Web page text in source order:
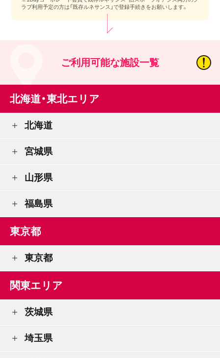
ラブ利用予定の方は「既存ルネサンス」で登録手続きをお願いします。
ご利用可能な施設一覧
北海道・東北エリア
北海道
宮城県
山形県
福島県
東京都
東京都
関東エリア
茨城県
埼玉県